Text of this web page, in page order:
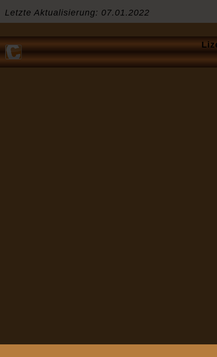
Letzte Aktualisierung: 07.01.2022